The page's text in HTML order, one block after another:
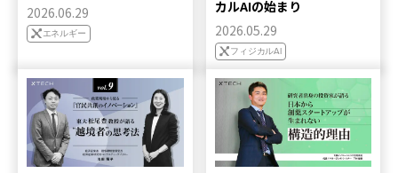
2026.06.29
エネルギー
カルAIの始まり
2026.05.29
フィジカルAI